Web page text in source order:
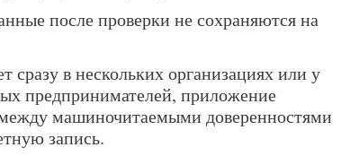
после проверки не сохраняются на
сразу в нескольких организациях или у
предпринимателей, приложение
машиночитаемыми доверенностями
запись.